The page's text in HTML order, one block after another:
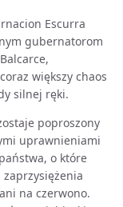
Escurra
gubernatorom
większy chaos
silnej ręki.
poproszony
uprawnieniami
o które
zaprzysiężenia
na czerwono.